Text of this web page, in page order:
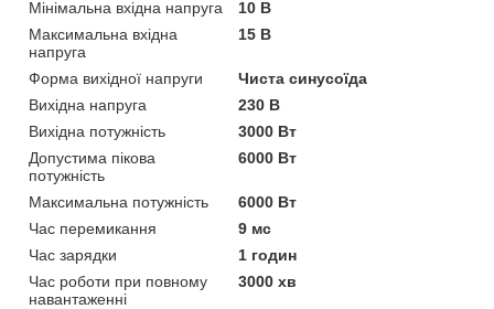
Мінімальна вхідна напруга
10 В
Максимальна вхідна
напруга
15 В
Форма вихідної напруги
Чиста синусоїда
Вихідна напруга
230 В
Вихідна потужність
3000 Вт
Допустима пікова
потужність
6000 Вт
Максимальна потужність
6000 Вт
Час перемикання
9 мс
Час зарядки
1 годин
Час роботи при повному
навантаженні
3000 хв